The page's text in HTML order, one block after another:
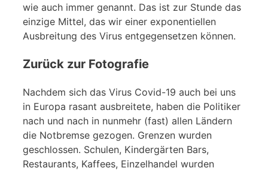
wie auch immer genannt. Das ist zur Stunde das
einzige Mittel, das wir einer exponentiellen
Ausbreitung des Virus entgegensetzen können.
Zurück zur Fotografie
Nachdem sich das Virus Covid-19 auch bei uns
in Europa rasant ausbreitete, haben die Politiker
nach und nach in nunmehr (fast) allen Ländern
die Notbremse gezogen. Grenzen wurden
geschlossen. Schulen, Kindergärten Bars,
Restaurants, Kaffees, Einzelhandel wurden